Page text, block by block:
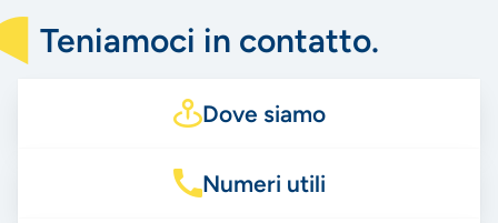
Teniamoci in contatto.
Dove siamo
Numeri utili